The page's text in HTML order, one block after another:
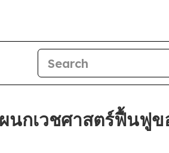
นกเวชศาสตร์ฟื้นฟู